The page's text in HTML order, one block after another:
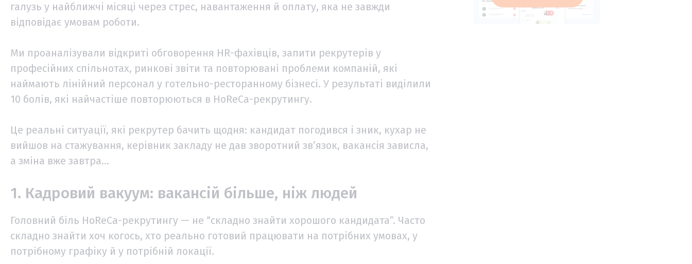
галузь у найближчі місяці через стрес, навантаження й оплату, яка не завжди
відповідає умовам роботи.
Ми проаналізували відкриті обговорення HR-фахівців, запити рекрутерів у
професійних спільнотах, ринкові звіти та повторювані проблеми компаній, які
наймають лінійний персонал у готельно-ресторанному бізнесі. У результаті виділили
10 болів, які найчастіше повторюються в HoReCa-рекрутингу.
Це реальні ситуації, які рекрутер бачить щодня: кандидат погодився і зник, кухар не
вийшов на стажування, керівник закладу не дав зворотний зв’язок, вакансія зависла,
а зміна вже завтра…
1. Кадровий вакуум: вакансій більше, ніж людей
Головний біль HoReCa-рекрутингу — не “складно знайти хорошого кандидата”. Часто
складно знайти хоч когось, хто реально готовий працювати на потрібних умовах, у
потрібному графіку й у потрібній локації.